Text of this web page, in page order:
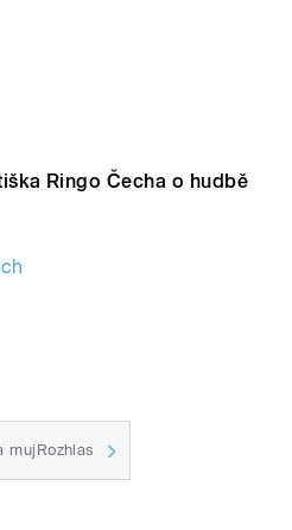
Ringo Čecha o hudbě
mujRozhlas